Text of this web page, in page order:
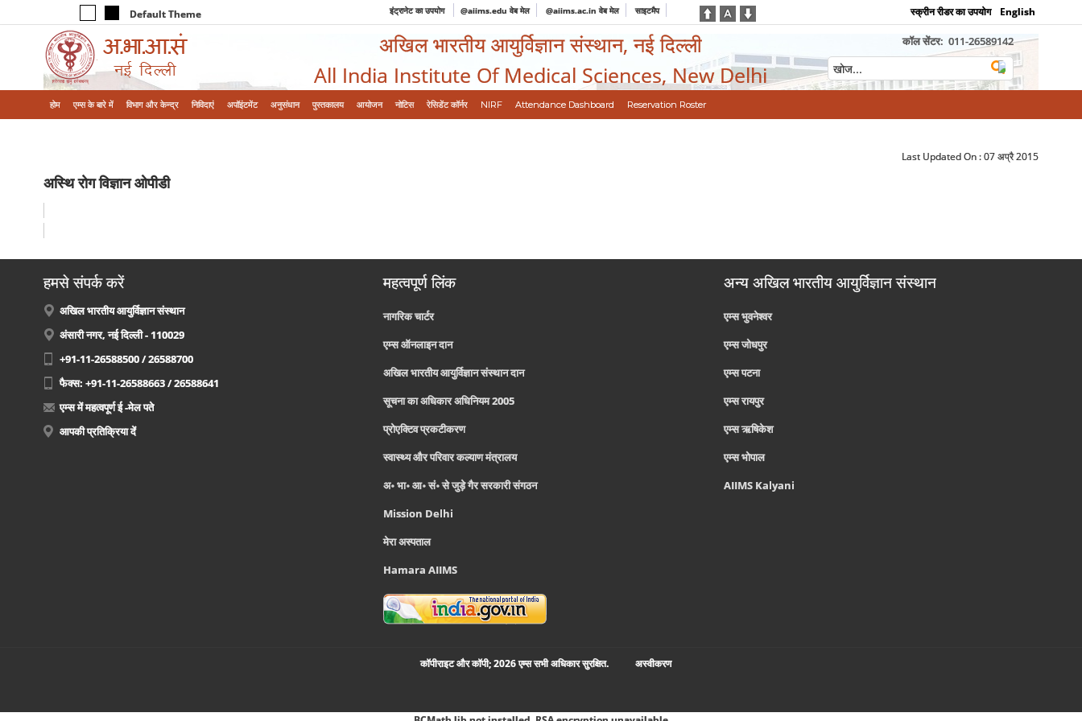
Default Theme इंट्रानेट का उपयोग @aiims.edu वेब मेल @aiims.ac.in वेब मेल साइटमैप स्क्रीन रीडर का उपयोग English
अखिल भारतीय आयुर्विज्ञान संस्थान, नई दिल्ली
All India Institute Of Medical Sciences, New Delhi
कॉल सेंटर: 011-26589142
होम एम्‍स के बारे में विभाग और केन्‍द्र निविदाएं अपॉइंटमेंट अनुसंधान पुस्तकालय आयोजन नोटिस रेसिडेंट कॉर्नर NIRF Attendance Dashboard Reservation Roster
Last Updated On :07 अप्रै 2015
अस्थि रोग विज्ञान ओपीडी
हमसे संपर्क करें
अखिल भारतीय आयुर्विज्ञान संस्थान
अंसारी नगर, नई दिल्ली - 110029
+91-11-26588500 / 26588700
फैक्स: +91-11-26588663 / 26588641
एम्स में महत्वपूर्ण ई -मेल पते
आपकी प्रतिक्रिया दें
महत्वपूर्ण लिंक
नागरिक चार्टर
एम्स ऑनलाइन दान
अखिल भारतीय आयुर्विज्ञान संस्थान दान
सूचना का अधिकार अधिनियम 2005
प्रोएक्टिव प्रकटीकरण
स्वास्थ्य और परिवार कल्याण मंत्रालय
अ॰ भा॰ आ॰ सं॰ से जुड़े गैर सरकारी संगठन
Mission Delhi
मेरा अस्पताल
Hamara AIIMS
अन्य अखिल भारतीय आयुर्विज्ञान संस्थान
एम्‍स भुवनेश्वर
एम्‍स जोधपुर
एम्‍स पटना
एम्‍स रायपुर
एम्‍स ऋषिकेश
एम्‍स भोपाल
AIIMS Kalyani
कॉपीराइट और कॉपी; 2026 एम्स सभी अधिकार सुरक्षित. अस्‍वीकरण